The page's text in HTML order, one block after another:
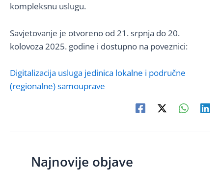
kompleksnu uslugu.
Savjetovanje je otvoreno od 21. srpnja do 20.
kolovoza 2025. godine i dostupno na poveznici:
Digitalizacija usluga jedinica lokalne i područne
(regionalne) samouprave
Najnovije objave